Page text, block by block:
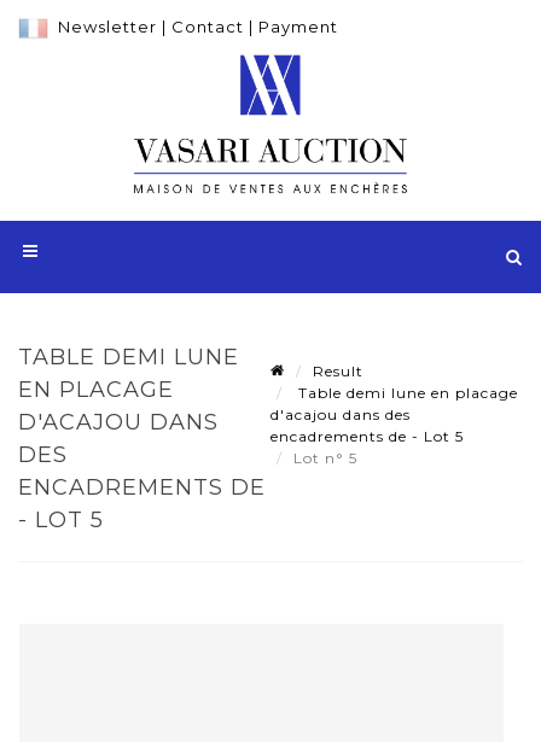
Newsletter | Contact | Payment
TABLE DEMI LUNE
EN PLACAGE
D'ACAJOU DANS
DES
ENCADREMENTS DE
- LOT 5
Result
Table demi lune en placage
d'acajou dans des
encadrements de - Lot 5
Lot n° 5